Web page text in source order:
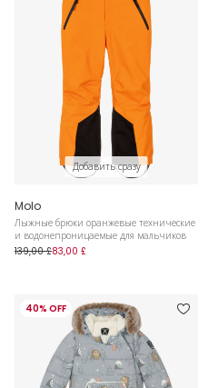
Добавить сразу
Molo
Лыжные брюки оранжевые технические
и водонепроницаемые для мальчиков
139,00 £83,00 £
40% OFF